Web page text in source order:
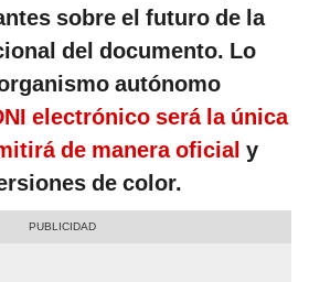
sobre el futuro de la
del documento. Lo
autónomo
electrónico será la única
de manera oficial y
de color.